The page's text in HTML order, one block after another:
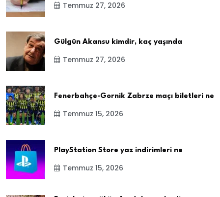
Temmuz 27, 2026
Gülgün Akansu kimdir, kaç yaşında
Temmuz 27, 2026
Fenerbahçe-Gornik Zabrze maçı biletleri ne
Temmuz 15, 2026
PlayStation Store yaz indirimleri ne
Temmuz 15, 2026